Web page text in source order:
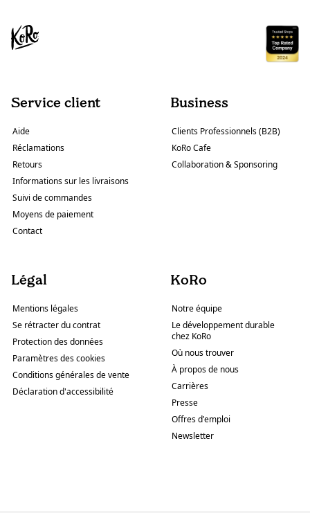
Service client
Aide
Réclamations
Retours
Informations sur les livraisons
Suivi de commandes
Moyens de paiement
Contact
Business
Clients Professionnels (B2B)
KoRo Cafe
Collaboration & Sponsoring
Légal
Mentions légales
Se rétracter du contrat
Protection des données
Paramètres des cookies
Conditions générales de vente
Déclaration d'accessibilité
KoRo
Notre équipe
Le développement durable
chez KoRo
Où nous trouver
À propos de nous
Carrières
Presse
Offres d'emploi
Newsletter